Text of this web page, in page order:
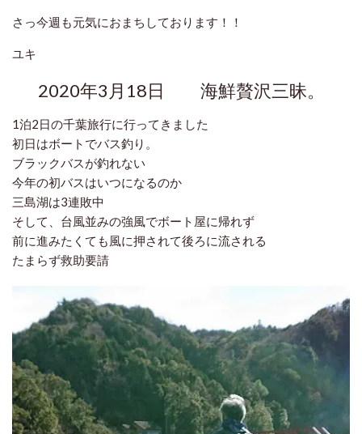
さっ今週も元気におまちしております！！
ユキ
2020年3月18日 海鮮贅沢三昧。
1泊2日の千葉旅行に行ってきました
初日はボートでバス釣り。
ブラックバスが釣れない
今年の初バスはいつになるのか
三島湖は3連敗中
そして、台風並みの強風でボート屋に帰れず
前に進みたくても風に押されて後ろに流される
たまらず救助要請